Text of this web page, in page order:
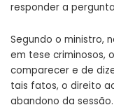
responder a
Segundo o ministro,
em tese criminosos,
comparecer e de
tais fatos, o direito
abandono da sessão.